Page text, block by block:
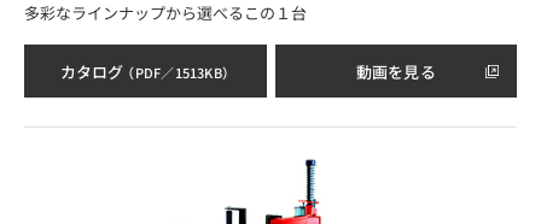
多彩なラインナップから選べるこの１台
カタログ（PDF／1513KB） 動画を見る